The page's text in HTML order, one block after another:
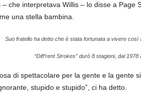
– che interpretava Willis – lo disse a Page
una stella bambina.
Suo fratello ha detto che è stata fortunata a vivere così
“Diff’rent Strokes” durò 8 stagioni, dal 1978
di spettacolare per la gente e la gente
stupido e stupido”, ci ha detto.